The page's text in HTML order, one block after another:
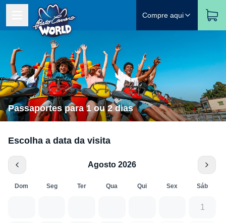
Compre aqui
Passaportes para 1 ou 2 dias
Escolha a data da visita
Agosto 2026
Dom Seg Ter Qua Qui Sex Sáb
1